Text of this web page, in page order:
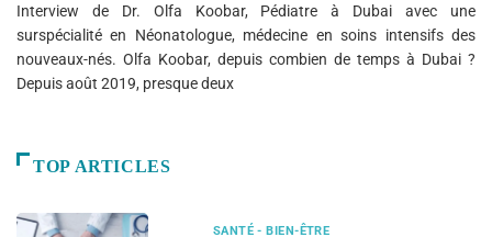
Interview de Dr. Olfa Koobar, Pédiatre à Dubai avec une
surspécialité en Néonatologue, médecine en soins intensifs des
nouveaux-nés. Olfa Koobar, depuis combien de temps à Dubai ?
Depuis août 2019, presque deux
TOP ARTICLES
SANTÉ - BIEN-ÊTRE